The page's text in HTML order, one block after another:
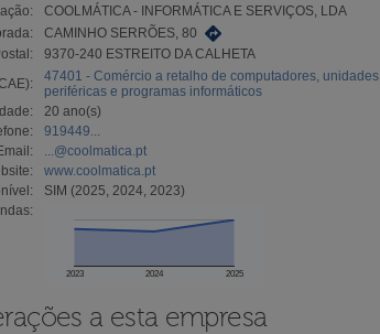
COOLMÁTICA - INFORMÁTICA E SERVIÇOS, LDA
CAMINHO SERRÕES, 80
9370-240 ESTREITO DA CALHETA
47401 - Comércio a retalho de computadores, unidades
periféricas e programas informáticos
20 ano(s)
919449...
...@coolmatica.pt
www.coolmatica.pt
SIM (2025, 2024, 2023)
2023 2024 2025
a esta empresa